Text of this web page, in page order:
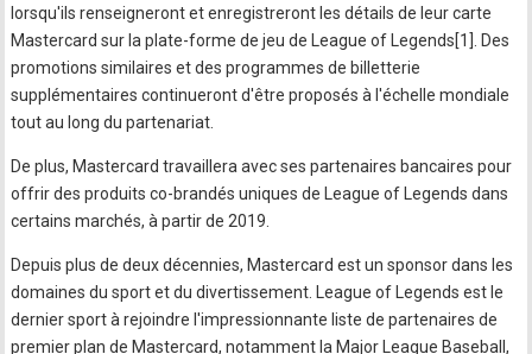
lorsqu'ils renseigneront et enregistreront les détails de leur carte
Mastercard sur la plate-forme de jeu de League of Legends[1]. Des
promotions similaires et des programmes de billetterie
supplémentaires continueront d'être proposés à l'échelle mondiale
tout au long du partenariat.
De plus, Mastercard travaillera avec ses partenaires bancaires pour
offrir des produits co-brandés uniques de League of Legends dans
certains marchés, à partir de 2019.
Depuis plus de deux décennies, Mastercard est un sponsor dans les
domaines du sport et du divertissement. League of Legends est le
dernier sport à rejoindre l'impressionnante liste de partenaires de
premier plan de Mastercard, notamment la Major League Baseball,